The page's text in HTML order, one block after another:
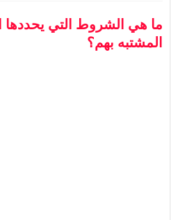
ما هي الشروط التي يحددها
المشتبه بهم؟